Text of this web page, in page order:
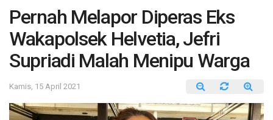
Pernah Melapor Diperas Eks
Wakapolsek Helvetia, Jefri
Supriadi Malah Menipu Warga
Kamis, 15 April 2021